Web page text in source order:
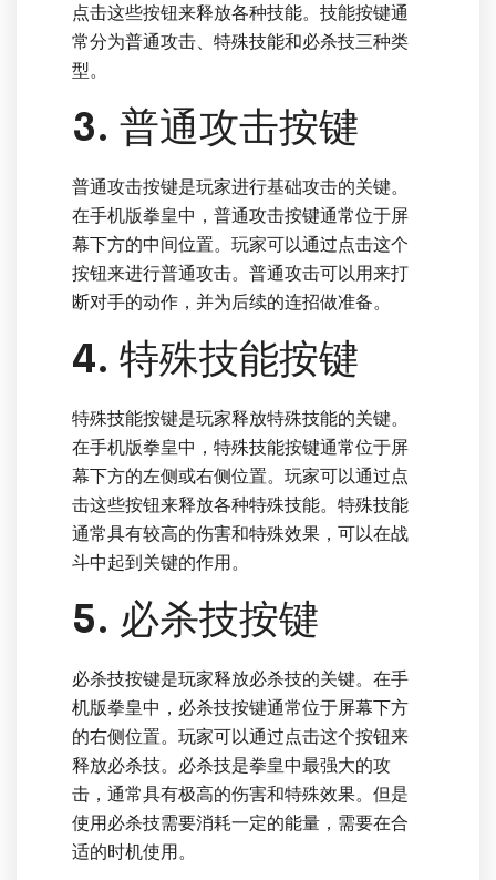
点击这些按钮来释放各种技能。技能按键通
常分为普通攻击、特殊技能和必杀技三种类
型。
3. 普通攻击按键
普通攻击按键是玩家进行基础攻击的关键。
在手机版拳皇中，普通攻击按键通常位于屏
幕下方的中间位置。玩家可以通过点击这个
按钮来进行普通攻击。普通攻击可以用来打
断对手的动作，并为后续的连招做准备。
4. 特殊技能按键
特殊技能按键是玩家释放特殊技能的关键。
在手机版拳皇中，特殊技能按键通常位于屏
幕下方的左侧或右侧位置。玩家可以通过点
击这些按钮来释放各种特殊技能。特殊技能
通常具有较高的伤害和特殊效果，可以在战
斗中起到关键的作用。
5. 必杀技按键
必杀技按键是玩家释放必杀技的关键。在手
机版拳皇中，必杀技按键通常位于屏幕下方
的右侧位置。玩家可以通过点击这个按钮来
释放必杀技。必杀技是拳皇中最强大的攻
击，通常具有极高的伤害和特殊效果。但是
使用必杀技需要消耗一定的能量，需要在合
适的时机使用。